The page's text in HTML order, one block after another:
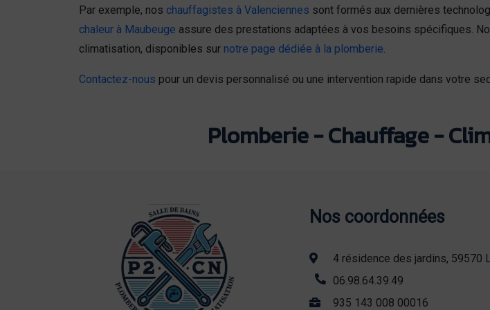
Par exemple, nos chauffagistes à Valenciennes sont formés aux dernières
chaleur à Maubeuge assure des prestations adaptées à vos besoins spécifiques.
climatisation, disponibles sur notre page dédiée à la plomberie.
Contactez-nous pour un devis personnalisé ou une intervention rapide dans votre
Plomberie - Chauffage -
Nos coordonnées
4 résidence des jardins, 59570
06.98.64.39.49
935 143 008 00016